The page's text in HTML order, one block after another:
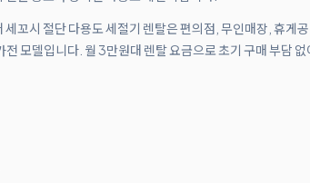
꼬시 절단 다용도 세절기 렌탈은 편의점, 무인매장, 휴게
모델입니다. 월 3만원대 렌탈 요금으로 초기 구매 부담